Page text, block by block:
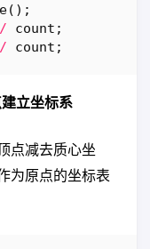
();
/ count ;
/ count ;
立坐标系
点减去质心坐
为原点的坐标表